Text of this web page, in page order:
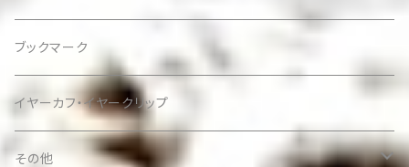
ブックマーク
イヤーカフ・イヤークリップ
その他